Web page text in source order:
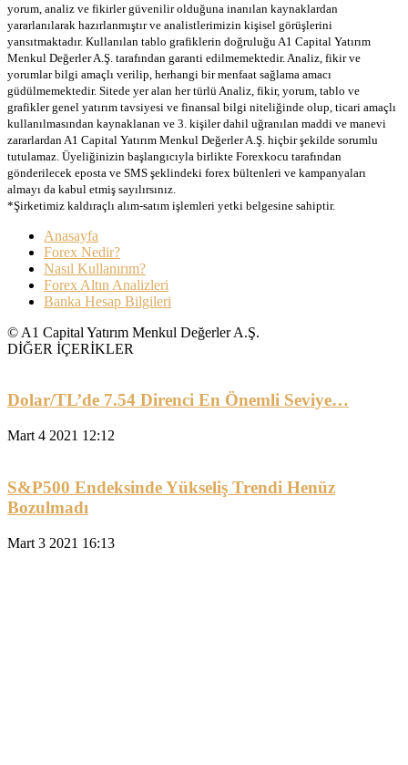
yorum, analiz ve fikirler güvenilir olduğuna inanılan kaynaklardan
yararlanılarak hazırlanmıştır ve analistlerimizin kişisel görüşlerini
yansıtmaktadır. Kullanılan tablo grafiklerin doğruluğu A1 Capital Yatırım
Menkul Değerler A.Ş. tarafından garanti edilmemektedir. Analiz, fikir ve
yorumlar bilgi amaçlı verilip, herhangi bir menfaat sağlama amacı
güdülmemektedir. Sitede yer alan her türlü Analiz, fikir, yorum, tablo ve
grafikler genel yatırım tavsiyesi ve finansal bilgi niteliğinde olup, ticari amaçlı
kullanılmasından kaynaklanan ve 3. kişiler dahil uğranılan maddi ve manevi
zararlardan A1 Capital Yatırım Menkul Değerler A.Ş. hiçbir şekilde sorumlu
tutulamaz. Üyeliğinizin başlangıcıyla birlikte Forexkocu tarafından
gönderilecek eposta ve SMS şeklindeki forex bültenleri ve kampanyaları
almayı da kabul etmiş sayılırsınız.
*Şirketimiz kaldıraçlı alım-satım işlemleri yetki belgesine sahiptir.
Anasayfa
Forex Nedir?
Nasıl Kullanırım?
Forex Altın Analizleri
Banka Hesap Bilgileri
© A1 Capital Yatırım Menkul Değerler A.Ş.
DİĞER İÇERİKLER
Dolar/TL’de 7.54 Direnci En Önemli Seviye…
Mart 4 2021 12:12
S&P500 Endeksinde Yükseliş Trendi Henüz
Bozulmadı
Mart 3 2021 16:13